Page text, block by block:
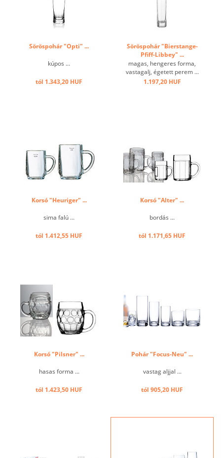
Söröspohár "Opti" ...
kúpos ...
tól 1.343,20 HUF
Söröspohár "Bierstange-
Pfiff-Libbey" ...
magas, hengeres forma,
vastagalj, égetett perem ...
1.197,20 HUF
Korsó "Heuriger" ...
sima falú ...
tól 1.412,55 HUF
Korsó "Alter" ...
bordás ...
tól 1.171,65 HUF
Korsó "Pilsner" ...
hasas forma ...
tól 1.423,50 HUF
Pohár "Focus-Neu" ...
vastag aljjal ...
tól 905,20 HUF